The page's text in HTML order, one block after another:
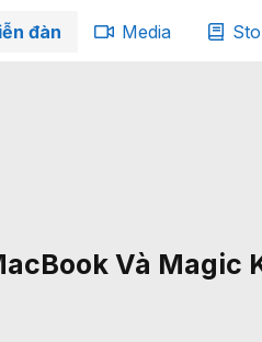
đàn Media
Và Magic